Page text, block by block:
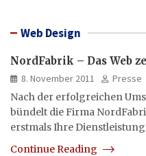
Web Design
NordFabrik – Das Web
8. November 2011
Presse
Nach der erfolgreichen
bündelt die Firma
erstmals Ihre
Continue Reading